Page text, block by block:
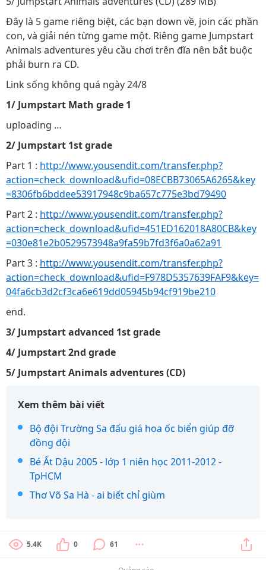
Đây là 5 game riêng biệt, các bạn down về, join các phần
con, và giải nén từng game một. Riêng game Jumpstart
Animals adventures yêu cầu chơi trên đĩa nên bắt buộc
phải burn ra CD.
Link sống không quá ngày 24/8
1/ Jumpstart Math grade 1
uploading …
2/ Jumpstart 1st grade
Part 1 : http://www.yousendit.com/transfer.php?
action=check_download&ufid=08ECBB73065A6265&key
=8306fb6bddee53917948c9ba657c775e3bd79490
Part 2 : http://www.yousendit.com/transfer.php?
action=check_download&ufid=451ED162018A80CB&key
=030e81e2b0529573948a9fa59b7fd3f6a0a62a91
Part 3 : http://www.yousendit.com/transfer.php?
action=check_download&ufid=F978D5357639FAF9&key=
04fa6cb3d2cf3ca6e619dd05945b94cf919be210
end.
3/ Jumpstart advanced 1st grade
4/ Jumpstart 2nd grade
5/ Jumpstart Animals adventures (CD)
Xem thêm bài viết
Bộ đội Trường Sa đấu giá hoa ốc biển giúp đỡ
đồng đội
Bé Ất Dậu 2005 - lớp 1 niên học 2011-2012 -
TpHCM
Thơ Võ Sa Hà - ai biết chỉ giùm
5.4K 0 61